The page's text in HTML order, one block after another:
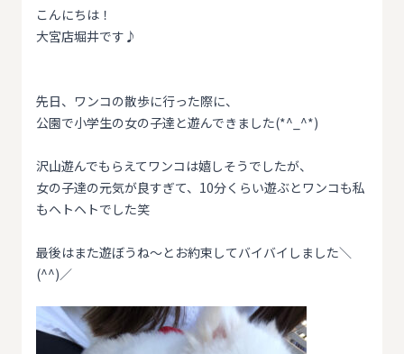
こんにちは！
大宮店堀井です♪
先日、ワンコの散歩に行った際に、
公園で小学生の女の子達と遊んできました(*^_^*)
沢山遊んでもらえてワンコは嬉しそうでしたが、
女の子達の元気が良すぎて、10分くらい遊ぶとワンコも私
もヘトヘトでした笑
最後はまた遊ぼうね〜とお約束してバイバイしました＼
(^^)／